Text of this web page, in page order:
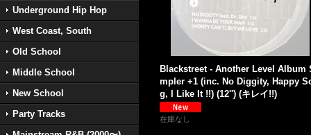
Underground Hip Hop
West Coast, South
Old School
Middle School
New School
Party Tracks
Blackstreet - Another Level Album
mpler +1 (inc. No Diggity, Happy
g, I Like It !!) (12'') (キレイ!!)
在庫なし